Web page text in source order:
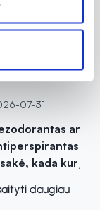
Sveikata
07-31
ar
kada kurį
daugiau